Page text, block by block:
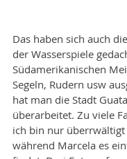
Das haben sich auch
der Wasserspiele
Südamerikanischen
Segeln, Rudern usw
hat man die Stadt
überarbeitet. Zu viele
ich bin nur überrwältigt
während Marcela es